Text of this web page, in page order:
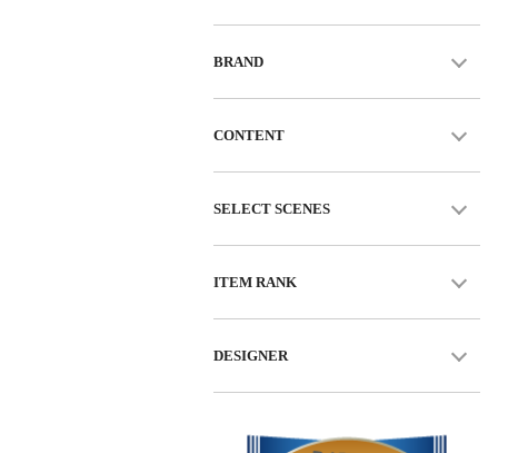
BRAND
CONTENT
SELECT SCENES
ITEM RANK
DESIGNER